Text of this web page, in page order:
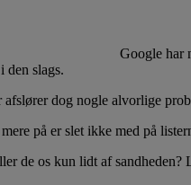
Google har
den slags.
dog nogle alvorlige
på er slet ikke med på
de os kun lidt af